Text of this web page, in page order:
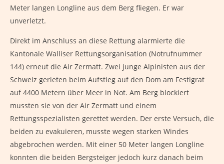
Meter langen Longline aus dem Berg fliegen. Er war
unverletzt.
Direkt im Anschluss an diese Rettung alarmierte die
Kantonale Walliser Rettungsorganisation (Notrufnummer
144) erneut die Air Zermatt. Zwei junge Alpinisten aus der
Schweiz gerieten beim Aufstieg auf den Dom am Festigrat
auf 4400 Metern über Meer in Not. Am Berg blockiert
mussten sie von der Air Zermatt und einem
Rettungsspezialisten gerettet werden. Der erste Versuch, die
beiden zu evakuieren, musste wegen starken Windes
abgebrochen werden. Mit einer 50 Meter langen Longline
konnten die beiden Bergsteiger jedoch kurz danach beim